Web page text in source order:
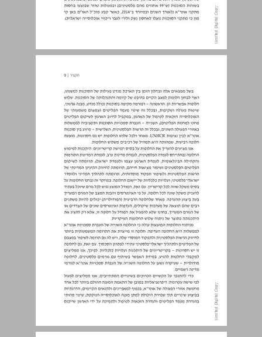
מבוא: מדוע עכשיו ומדוע שוב? ... 11